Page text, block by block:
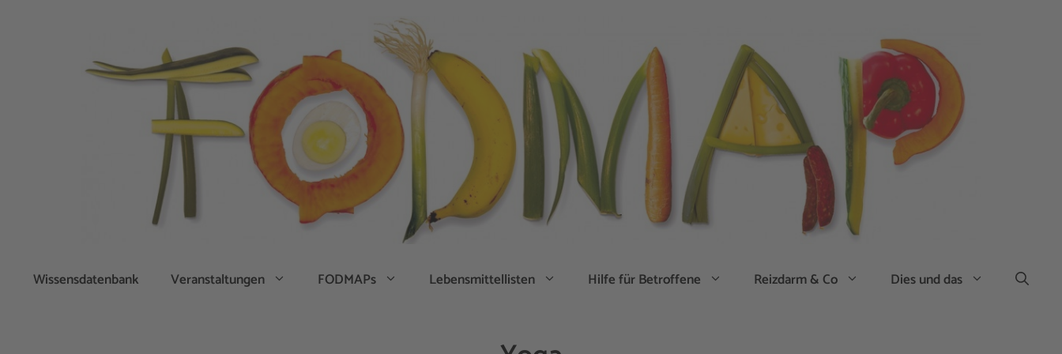
Wissensdatenbank Veranstaltungen FODMAPs Lebensmittellisten Hilfe für Betroffene Reizdarm & Co Dies und das